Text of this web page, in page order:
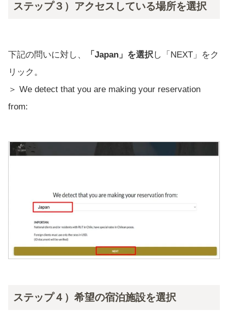
ステップ３）アクセスしている場所を選択
下記の問いに対し、 「Japan」を選択し「NEXT」をク
リック。
＞ We detect that you are making your reservation
from:
ステップ４）希望の宿泊施設を選択